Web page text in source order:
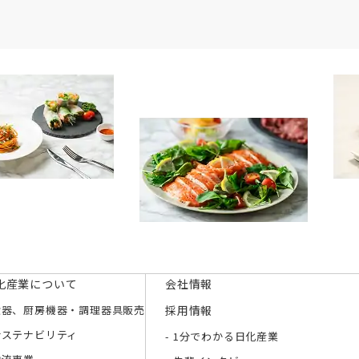
産業について
、厨房機器・調理器具販売
テナビリティ
会社情報
採用情報
1分でわかる日化産業